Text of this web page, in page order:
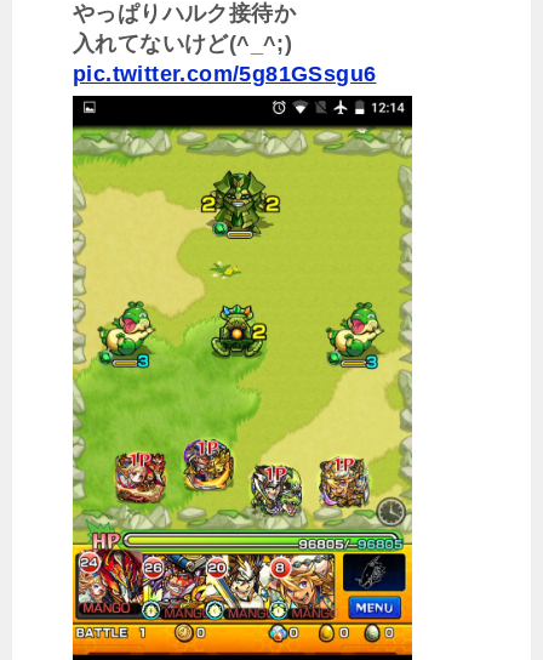
やっぱりハルク接待か
入れてないけど(^_^;)
pic.twitter.com/5g81GSsgu6